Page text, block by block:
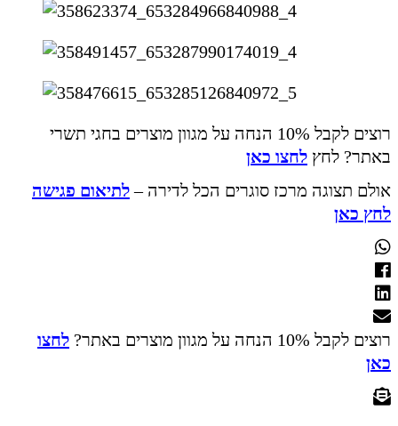
רוצים לקבל 10% הנחה על מגוון מוצרים בחגי תשרי
באתר? לחץ לחצו כאן
אולם תצוגה מרכז סוגרים הכל לדירה –לתיאום פגישה
לחץ כאן
רוצים לקבל 10% הנחה על מגוון מוצרים באתר?
לחצו
כאן